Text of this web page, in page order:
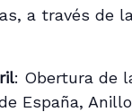
a través de
: Obertura de
España,